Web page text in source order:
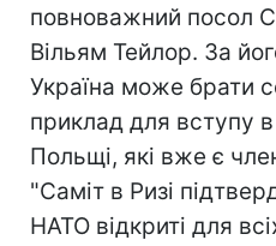
повноважний посол
Вільям Тейлор. За
Україна може брати
приклад для вступу в
Польщі, які вже є
"Саміт в Ризі
НАТО відкриті для